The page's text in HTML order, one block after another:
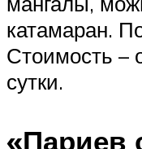
катамаран.
Стоимость –
сутки.
«Париев